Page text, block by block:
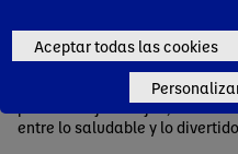
Aceptar todas las cookies
Además, fuimos un paso más
solo poner dibujos infantiles
cumplen con estos criterios.
los padres y madres la
para sus hijos e hijas,
entre lo saludable y lo